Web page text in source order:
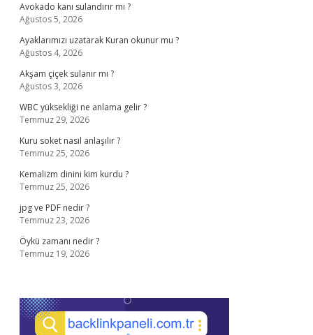
Avokado kanı sulandırır mı ?
Ağustos 5, 2026
Ayaklarımızı uzatarak Kuran okunur mu ?
Ağustos 4, 2026
Akşam çiçek sulanır mı ?
Ağustos 3, 2026
WBC yüksekliği ne anlama gelir ?
Temmuz 29, 2026
Kuru soket nasıl anlaşılır ?
Temmuz 25, 2026
Kemalizm dinini kim kurdu ?
Temmuz 25, 2026
jpg ve PDF nedir ?
Temmuz 23, 2026
Öykü zamanı nedir ?
Temmuz 19, 2026